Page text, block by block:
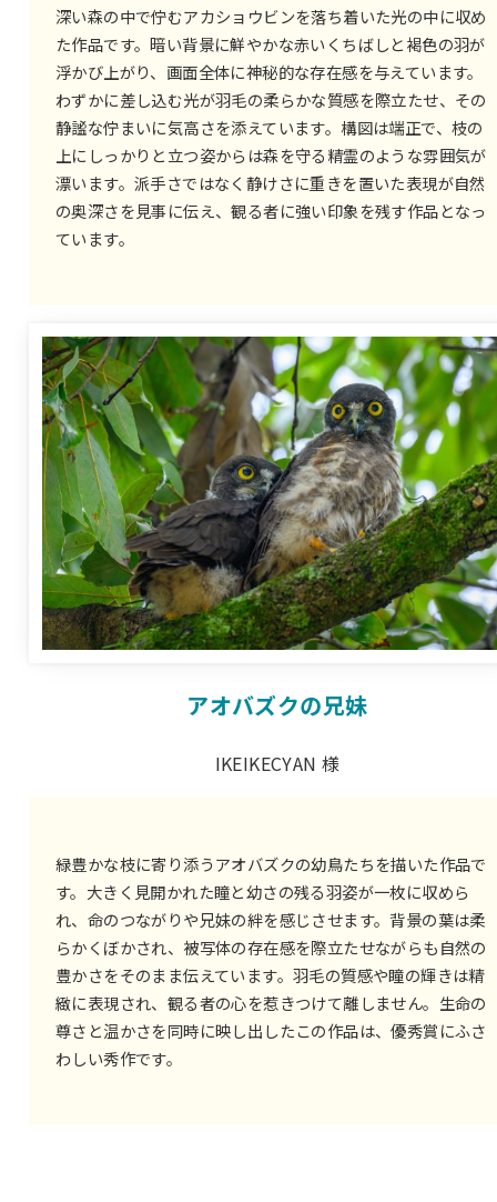
深い森の中で佇むアカショウビンを落ち着いた光の中に収め
た作品です。暗い背景に鮮やかな赤いくちばしと褐色の羽が
浮かび上がり、画面全体に神秘的な存在感を与えています。
わずかに差し込む光が羽毛の柔らかな質感を際立たせ、その
静謐な佇まいに気高さを添えています。構図は端正で、枝の
上にしっかりと立つ姿からは森を守る精霊のような雰囲気が
漂います。派手さではなく静けさに重きを置いた表現が自然
の奥深さを見事に伝え、観る者に強い印象を残す作品となっ
ています。
アオバズクの兄妹
IKEIKECYAN 様
緑豊かな枝に寄り添うアオバズクの幼鳥たちを描いた作品で
す。大きく見開かれた瞳と幼さの残る羽姿が一枚に収めら
れ、命のつながりや兄妹の絆を感じさせます。背景の葉は柔
らかくぼかされ、被写体の存在感を際立たせながらも自然の
豊かさをそのまま伝えています。羽毛の質感や瞳の輝きは精
緻に表現され、観る者の心を惹きつけて離しません。生命の
尊さと温かさを同時に映し出したこの作品は、優秀賞にふさ
わしい秀作です。